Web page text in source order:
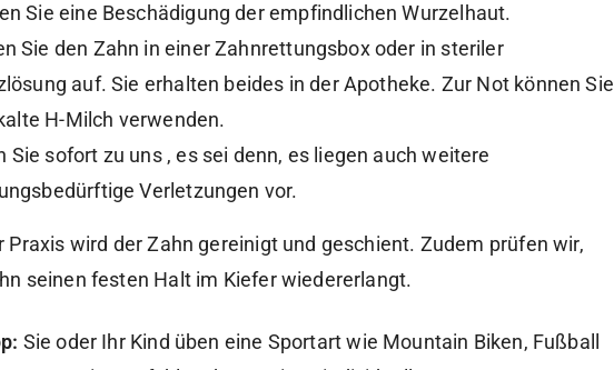
Sie eine Beschädigung der empfindlichen Wurzelhaut.
Sie den Zahn in einer Zahnrettungsbox oder in steriler
auf. Sie erhalten beides in der Apotheke. Zur Not können Sie
H-Milch verwenden.
Sie sofort zu uns , es sei denn, es liegen auch weitere
Verletzungen vor.
Praxis wird der Zahn gereinigt und geschient. Zudem prüfen wir,
seinen festen Halt im Kiefer wiedererlangt.
Sie oder Ihr Kind üben eine Sportart wie Mountain Biken, Fußball